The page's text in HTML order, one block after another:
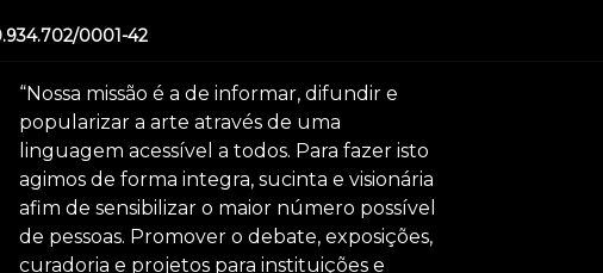
0001-42
“Nossa missão é a de informar, difundir e
popularizar a arte através de uma
linguagem acessível a todos. Para fazer isto
agimos de forma integra, sucinta e visionária
afim de sensibilizar o maior número possível
de pessoas. Promover o debate, exposições,
curadoria e projetos para instituições e